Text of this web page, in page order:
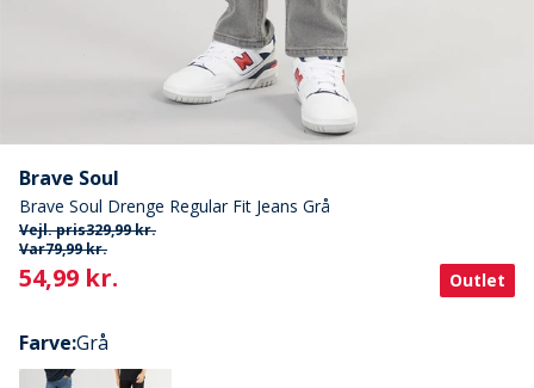
Brave Soul
Brave Soul Drenge Regular Fit Jeans Grå
Vejl. pris329,99 kr.
Var79,99 kr.
Current
54,99 kr. Outlet
Farve:Grå